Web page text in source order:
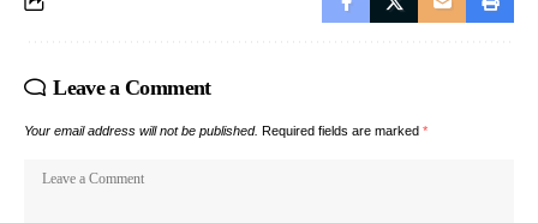
Leave a Comment
Your email address will not be published. Required fields are marked *